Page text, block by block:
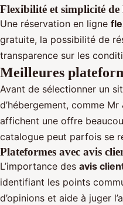
Flexibilité et simplicité
Une réservation en ligne
gratuite, la possibilité de
transparence sur les
Meilleures
Avant de sélectionner un
d’hébergement, comme
affichent une offre
catalogue peut parfois se
Plateformes avec avis
L’importance des avis
identifiant les points
d’opinions et aide à juger